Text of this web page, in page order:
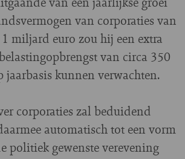
van corporaties van
miljard euro zou hij een extra
van circa 350
kunnen verwachten.
corporaties zal beduidend
automatisch tot een vorm
politiek gewenste verevening